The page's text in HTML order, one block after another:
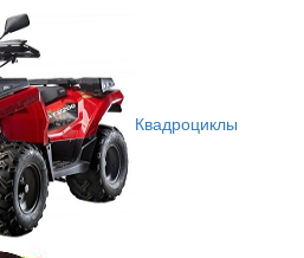
Квадроциклы